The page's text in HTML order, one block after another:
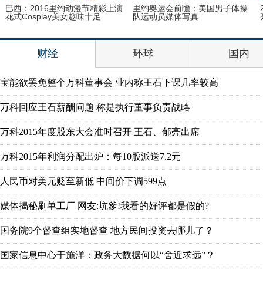
巴西：2016里约动漫节精彩上演
花式Cosplay美女趣味十足
里约奥运会前瞻：美国男子体操
队运动员媒体写真
财经 环球 国内
宝能欲罢免整个万科董事会 业内称王石下课几率较高
万科回应王石薪酬问题 称是执行董事负责战略
万科2015年度股东大会准时召开 王石、郁亮出席
万科2015年利润分配出炉：每10股派送7.2元
人民币对美元贬至新低 中间价下调599点
媒体揭秘刷单工厂 网友:坑爹!我看的好评都是假的?
国务院9个督查组实地督查 地方民间投资去哪儿了？
国家信息中心于施洋：政务大数据何以“舍近求远”？